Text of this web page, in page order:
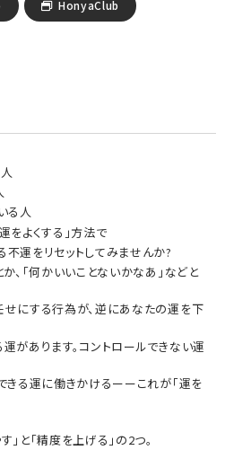
HonyaClub
る人
をよくする」方法で
運をリセットしてみませんか?
、「何かいいことないかなあ」などと
にする行為が、逆にあなたの運を下
があります。コントロールできない運
きる運に働きかけるーーこれが「運を
と「精度を上げる」の2つ。